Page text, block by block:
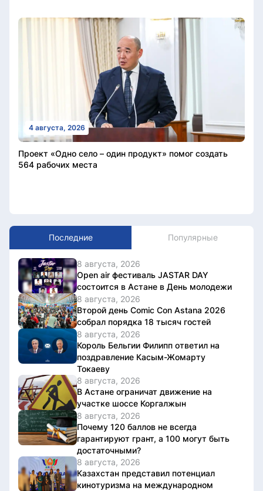
4 августа, 2026
Проект «Одно село – один продукт» помог создать
564 рабочих места
Последние Популярные
8 августа, 2026
Open air фестиваль JASTAR DAY
состоится в Астане в День молодежи
8 августа, 2026
Второй день Comic Con Astana 2026
собрал порядка 18 тысяч гостей
8 августа, 2026
Король Бельгии Филипп ответил на
поздравление Касым-Жомарту
Токаеву
8 августа, 2026
В Астане ограничат движение на
участке шоссе Коргалжын
8 августа, 2026
Почему 120 баллов не всегда
гарантируют грант, а 100 могут быть
достаточными?
8 августа, 2026
Казахстан представил потенциал
кинотуризма на международном